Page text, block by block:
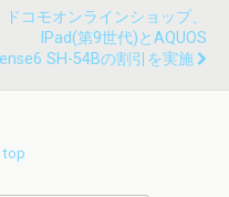
ドコモオンラインショップ、
IPad(第9世代)とAQUOS
SH-54Bの割引を実施
top